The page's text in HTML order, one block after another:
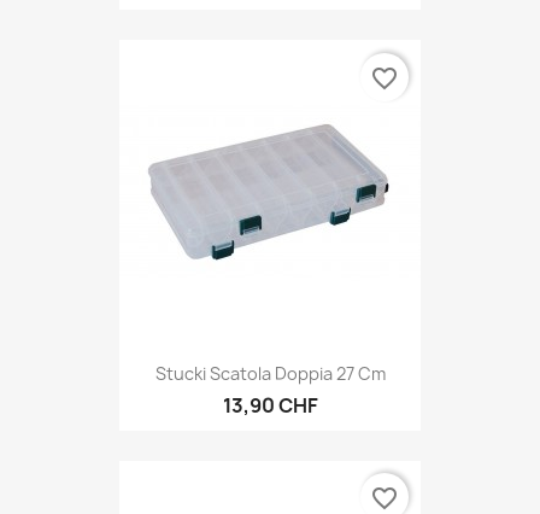
Stucki Scatola Doppia 27 Cm
13,90 CHF
favorite_border
favorite_border